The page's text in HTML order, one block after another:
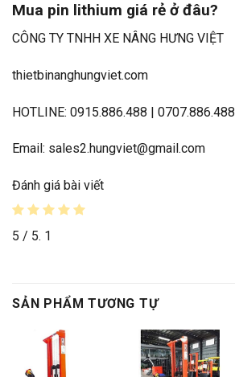
Mua pin lithium giá rẻ ở đâu?
CÔNG TY TNHH XE NÂNG HƯNG VIỆT
thietbinanghungviet.com
HOTLINE: 0915.886.488 | 0707.886.488
Email: sales2.hungviet@gmail.com
Đánh giá bài viết
5 / 5. 1
SẢN PHẨM TƯƠNG TỰ